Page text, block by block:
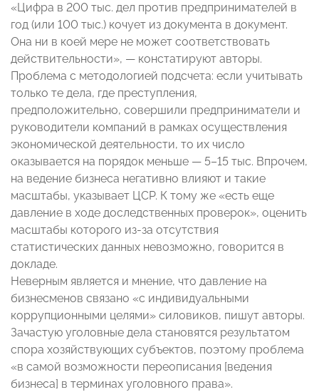
«Цифра в 200 тыс. дел против предпринимателей в
год (или 100 тыс.) кочует из документа в документ.
Она ни в коей мере не может соответствовать
действительности», — констатируют авторы.
Проблема с методологией подсчета: если учитывать
только те дела, где преступления,
предположительно, совершили предприниматели и
руководители компаний в рамках осуществления
экономической деятельности, то их число
оказывается на порядок меньше — 5–15 тыс. Впрочем,
на ведение бизнеса негативно влияют и такие
масштабы, указывает ЦСР. К тому же «есть еще
давление в ходе доследственных проверок», оценить
масштабы которого из-за отсутствия
статистических данных невозможно, говорится в
докладе.
Неверным является и мнение, что давление на
бизнесменов связано «с индивидуальными
коррупционными целями» силовиков, пишут авторы.
Зачастую уголовные дела становятся результатом
спора хозяйствующих субъектов, поэтому проблема
«в самой возможности переописания [ведения
бизнеса] в терминах уголовного права».